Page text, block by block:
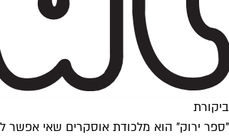
ביקורת
"ספר ירוק" הוא מלכודת אוסקרים שאי אפשר